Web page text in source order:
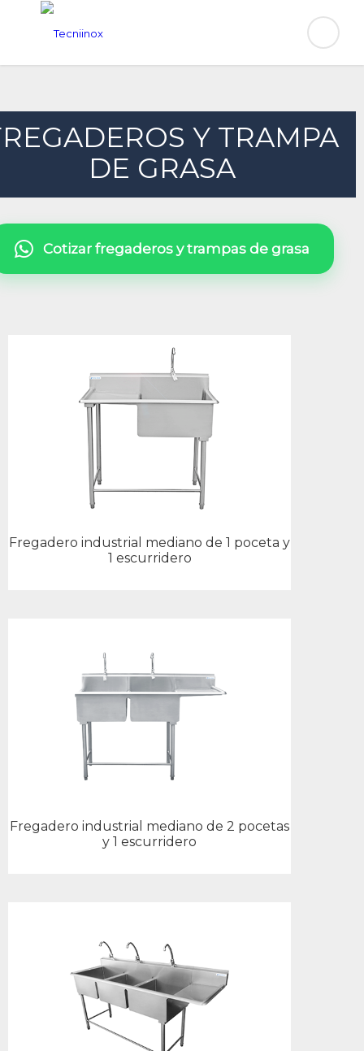
Y TRAMPA
DE GRASA
Cotizar fregaderos y trampas de grasa
Fregadero industrial mediano de 1 poceta y
1 escurridero
Fregadero industrial mediano de 2 pocetas
y 1 escurridero